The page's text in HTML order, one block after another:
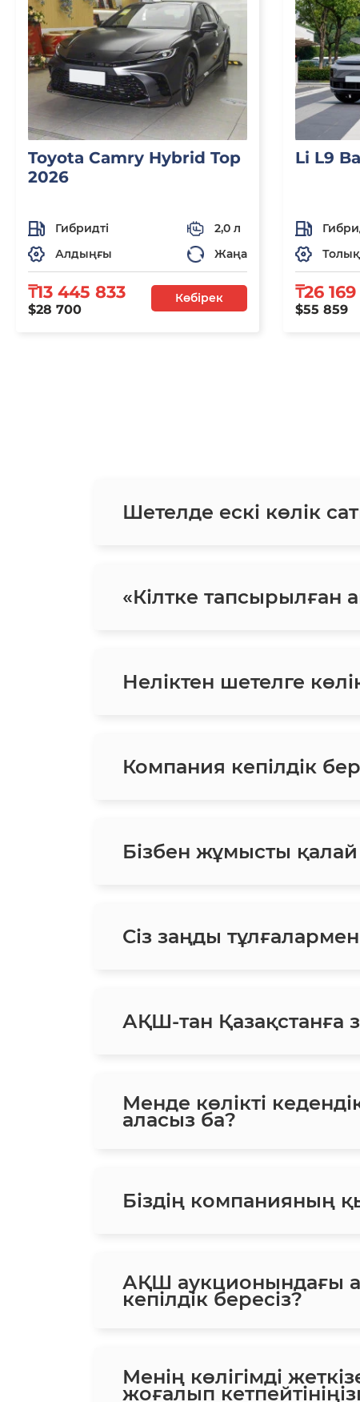
Toyota Camry Hybrid Top
2026
Гибридті
2,0 л
Алдыңғы
Жаңа
₸13 445 833
$28 700
Көбірек
Li L9
Толық
₸26 169
$55 859
Шетелде ескі көлік
«Кілтке тапсырылған
Неліктен шетелге
Компания кепілдік
Бізбен жұмысты қалай
Сіз заңды
АҚШ-тан Қазақстанға
Менде көлікті
аласыз ба?
Біздің компанияның
АҚШ аукционындағы
кепілдік бересіз?
Менің көлігімді
жоғалып